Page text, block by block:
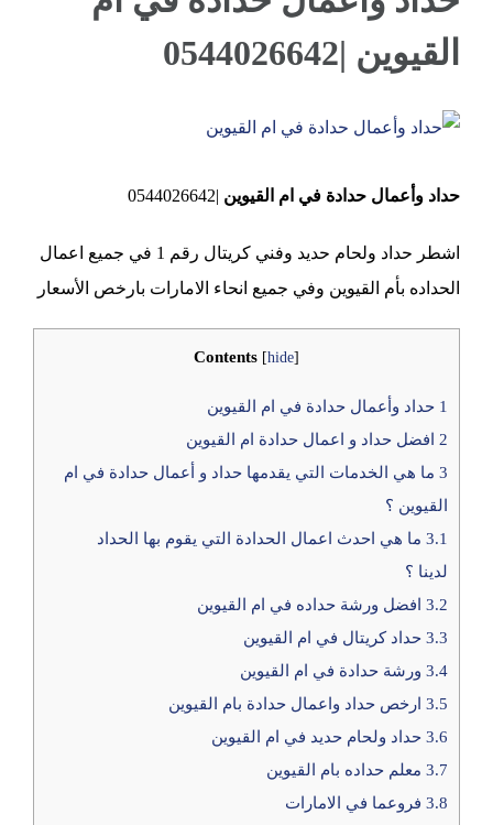
القيوين |0544026642
View
Image
حداد وأعمال حدادة في ام القيوين |0544026642
اشطر حداد ولحام حديد وفني كريتال رقم 1 في جميع اعمال
الحداده بأم القيوين وفي جميع انحاء الامارات بارخص الأسعار
Contents [hide]
1 حداد وأعمال حدادة في ام القيوين
2 افضل حداد و اعمال حدادة ام القيوين
3 ما هي الخدمات التي يقدمها حداد و أعمال حدادة في ام
القيوين ؟
3.1 ما هي احدث اعمال الحدادة التي يقوم بها الحداد
لدينا ؟
3.2 افضل ورشة حداده في ام القيوين
3.3 حداد كريتال في ام القيوين
3.4 ورشة حدادة في ام القيوين
3.5 ارخص حداد واعمال حدادة بام القيوين
3.6 حداد ولحام حديد في ام القيوين
3.7 معلم حداده بام القيوين
3.8 فروعما في الامارات